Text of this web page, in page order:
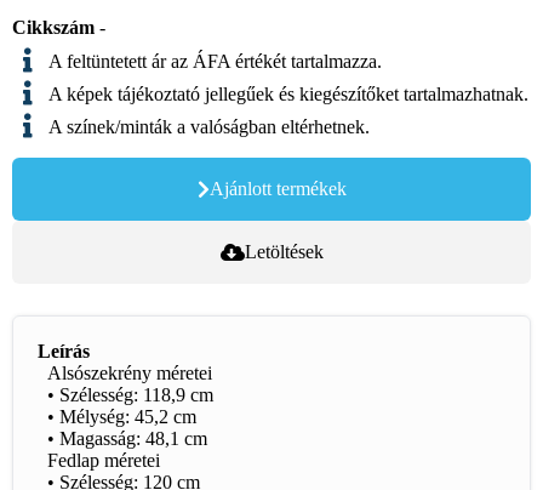
Cikkszám -
A feltüntetett ár az ÁFA értékét tartalmazza.
A képek tájékoztató jellegűek és kiegészítőket tartalmazhatnak.
A színek/minták a valóságban eltérhetnek.
Ajánlott termékek
Letöltések
Leírás
Alsószekrény méretei
• Szélesség: 118,9 cm
• Mélység: 45,2 cm
• Magasság: 48,1 cm
Fedlap méretei
• Szélesség: 120 cm